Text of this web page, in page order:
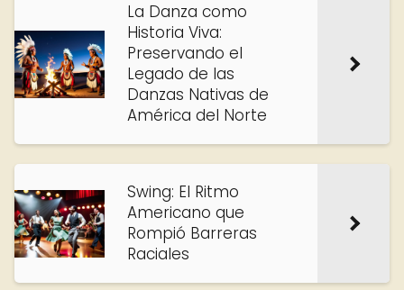
La Danza como
Historia Viva:
Preservando el
Legado de las
Danzas Nativas de
América del Norte
Swing: El Ritmo
Americano que
Rompió Barreras
Raciales